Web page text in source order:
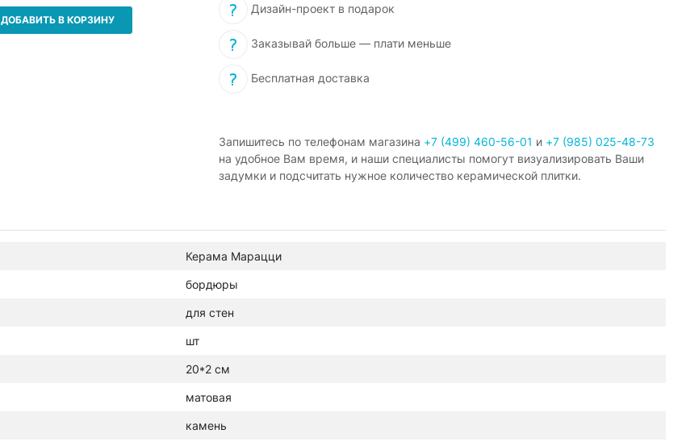
ДОБАВИТЬ В КОРЗИНУ
Дизайн-проект в подарок
Заказывай больше — плати меньше
Бесплатная доставка
Запишитесь по телефонам магазина +7 (499) 460-56-01 и +7 (985) 025-48-73
на удобное Вам время, и наши специалисты помогут визуализировать Ваши
задумки и подсчитать нужное количество керамической плитки.
Керама Марацци
бордюры
для стен
шт
20*2 см
матовая
камень